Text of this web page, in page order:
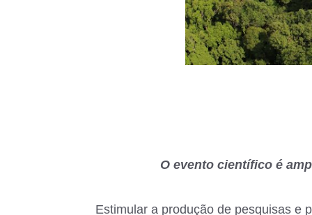
O evento científico é
Estimular a produção de pesquisas e